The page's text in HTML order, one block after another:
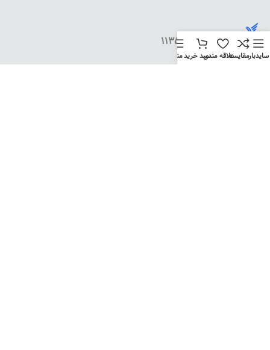
کد پستی : 1135833445
سایدبارمقایسهعلاقه مندیسبد خریدمنو